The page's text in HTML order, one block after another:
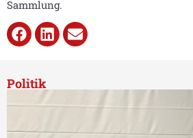
Sammlung.
Politik